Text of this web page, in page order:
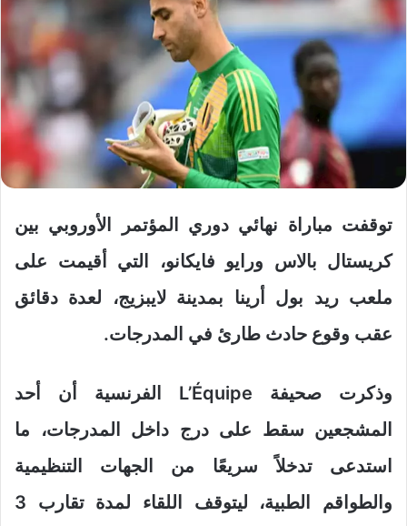
توقفت مباراة نهائي دوري المؤتمر الأوروبي بين
كريستال بالاس ورايو فايكانو، التي أقيمت على
ملعب ريد بول أرينا بمدينة لايبزيج، لعدة دقائق
عقب وقوع حادث طارئ في المدرجات.
وذكرت صحيفة L’Équipe الفرنسية أن أحد
المشجعين سقط على درج داخل المدرجات، ما
استدعى تدخلاً سريعًا من الجهات التنظيمية
والطواقم الطبية، ليتوقف اللقاء لمدة تقارب 3